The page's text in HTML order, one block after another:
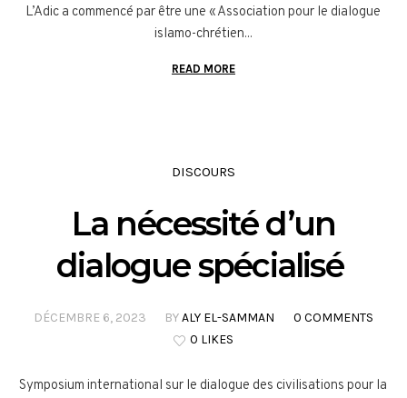
L’Adic a commencé par être une « Association pour le dialogue
islamo-chrétien...
READ MORE
DISCOURS
La nécessité d’un
dialogue spécialisé
DÉCEMBRE 6, 2023 BYALY EL-SAMMAN
0 COMMENTS
0 LIKES
Symposium international sur le dialogue des civilisations pour la